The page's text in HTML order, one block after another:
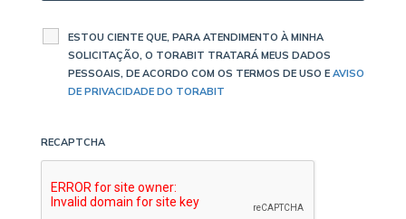
ESTOU CIENTE QUE, PARA ATENDIMENTO À MINHA
SOLICITAÇÃO, O TORABIT TRATARÁ MEUS DADOS
PESSOAIS, DE ACORDO COM OS TERMOS DE USO E AVISO
DE PRIVACIDADE DO TORABIT
RECAPTCHA